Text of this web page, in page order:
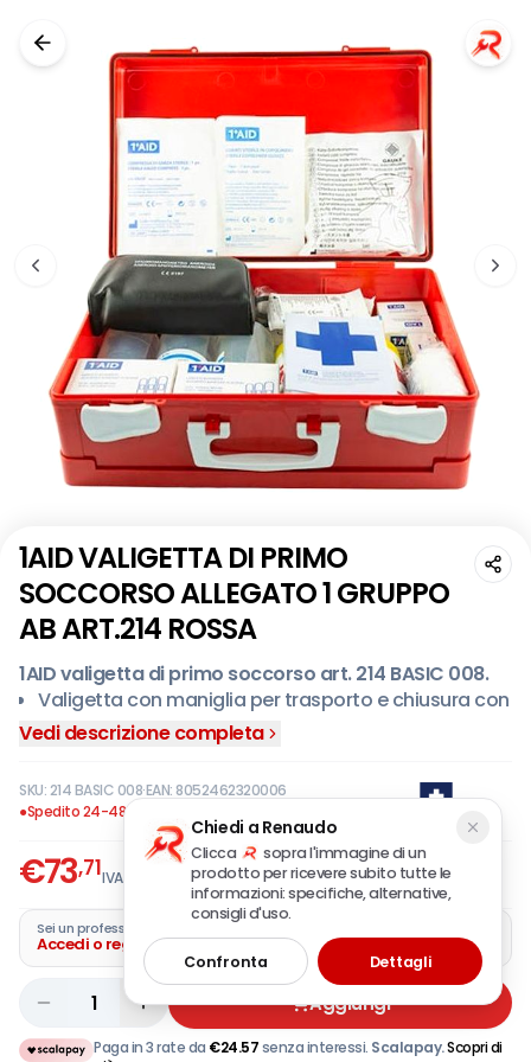
1AID VALIGETTA DI PRIMO
SOCCORSO ALLEGATO 1 GRUPPO
AB ART.214 ROSSA
1AID valigetta di primo soccorso art. 214 BASIC 008.
Valigetta con maniglia per trasporto e chiusura con
due clips rotanti.
Guarnizione in neoprene per maggiore tenuta.
Dotata di supporto per attacco a parete.
Valigetta completa secondo l’Allegato 1 del D.lgs.
81/2008-D.M.388/2003 per aziende del gruppo AB
con più di tre lavoratori.
Contenuto:
1 copia Decreto Legislativo n° 81/ 2008.
Istruzioni per l’uso dei presidi contenuti e per le
prestazioni dei primi soccorsi in attesa dei servizi
d’emergenza.
1000 ml. di soluzione cutanea di iodopovidone al 10%
Vedi descrizione completa
SKU:214 BASIC 008·EAN:8052462320006
●Spedito 24-48 ore
€73,71IVA incl.
Sei un professionista?
Accedi o registra la tua azienda
1 Aggiungi
Paga in 3 rate da €24.57senza interessi. Scalapay.Scopri di
Chiedi a Renaudo
Clicca
sopra l'immagine di un
prodotto per ricevere subito tutte le
informazioni: specifiche, alternative,
consigli d'uso.
Confronta Dettagli